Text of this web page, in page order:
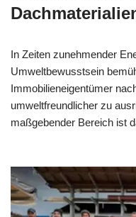
In Zeiten zunehmender
Umweltbewusstsein
Immobilieneigentümer
umweltfreundlicher zu
maßgebender Bereich ist